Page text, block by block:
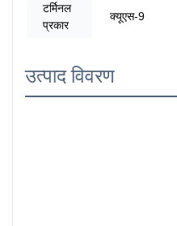
टर्मिनल
प्रकार
क्यूएस-9
उत्पाद विवरण